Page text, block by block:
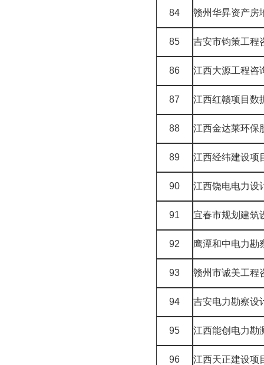
84 赣州华昇资产房
85 吉安市钧策工程
86 江西大源工程咨
87 江西红赣项目数
88 江西金达莱环保
89 江西经纬建设项
90 江西饶电电力设
91 宜春市规划建筑
92 鹰潭和中电力勘
93 赣州市诚美工程
94 吉安电力勘察设
95 江西能创电力勘
96 江西天正建设项